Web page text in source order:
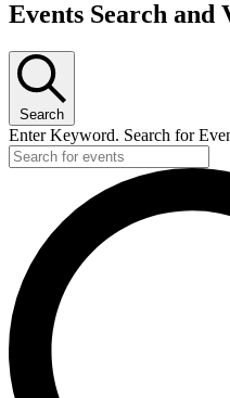
Events Search and
Search
Enter Keyword. Search for